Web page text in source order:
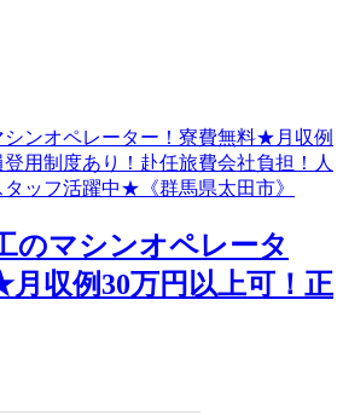
のマシンオペレータ
収例30万円以上可！正